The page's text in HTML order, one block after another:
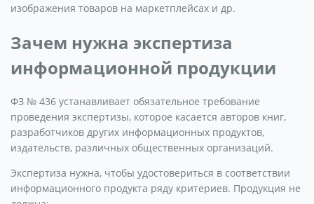
изображения товаров на маркетплейсах и др.
Зачем нужна экспертиза
информационной продукции
ФЗ № 436 устанавливает обязательное требование
проведения экспертизы, которое касается авторов книг,
разработчиков других информационных продуктов,
издательств, различных общественных организаций.
Экспертиза нужна, чтобы удостовериться в соответствии
информационного продукта ряду критериев. Продукция не